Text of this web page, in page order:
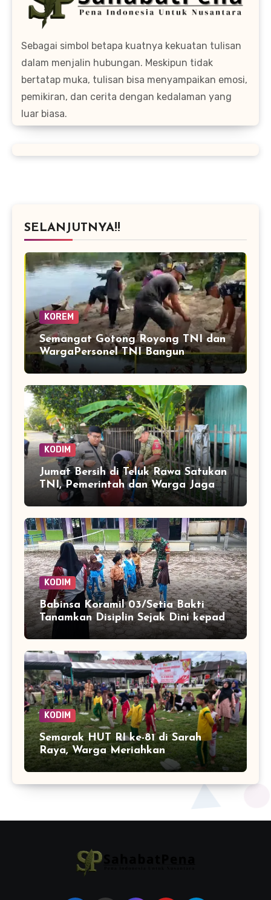
Sebagai simbol betapa kuatnya kekuatan tulisan
dalam menjalin hubungan. Meskipun tidak
bertatap muka, tulisan bisa menyampaikan emosi,
pemikiran, dan cerita dengan kedalaman yang
luar biasa.
SELANJUTNYA!!
KOREM
Semangat Gotong Royong TNI dan
WargaPersonel TNI Bangun
Jembatan Perintis Cibubukan–
Serasah
KODIM
Jumat Bersih di Teluk Rawa Satukan
TNI, Pemerintah dan Warga Jaga
Lingkungan
KODIM
Babinsa Koramil 03/Setia Bakti
Tanamkan Disiplin Sejak Dini kepada
Siswa SDN 8 Aceh Jaya
KODIM
Semarak HUT RI ke-81 di Sarah
Raya, Warga Meriahkan
Kemerdekaan dengan Lomba Balap